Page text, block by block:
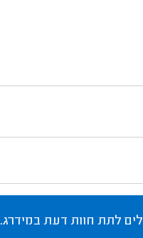
לתת חוות דעת במידרג.